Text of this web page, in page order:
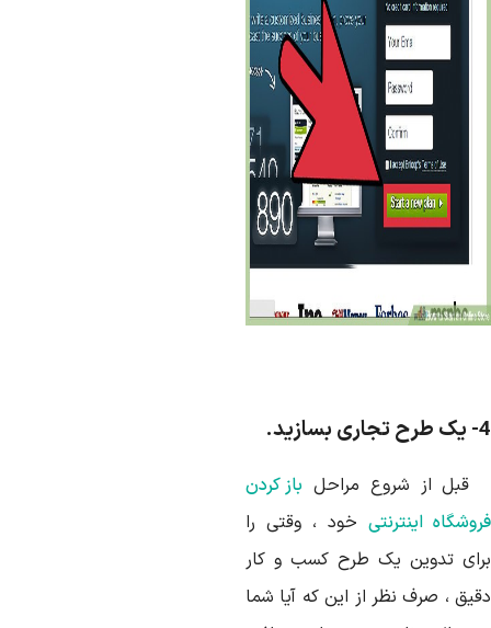
از شروع مراحل باز کردن
اینترنتیخود ، وقتی را
تدوین یک طرح کسب و کار
، صرف نظر از این که آیا شما